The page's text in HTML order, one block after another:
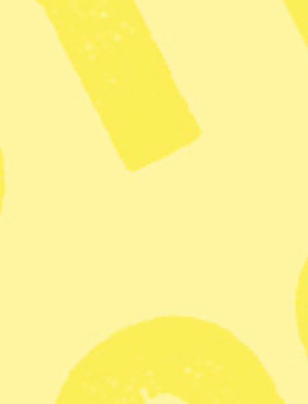
Publicerad 2017-04-27
Vårblommor i all ära,
men vår betyder också att jag
börjar spana efter den där särskilda gröna nyansen i allt
som växer, den som visar att nässlorna är på gång.
Kirskål och hundkäx har också bråttom upp, men